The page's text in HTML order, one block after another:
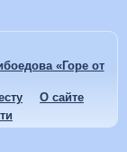
«Горе от
О сайте